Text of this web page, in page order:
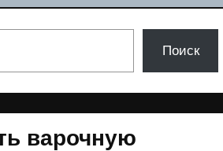
Поиск
варочную